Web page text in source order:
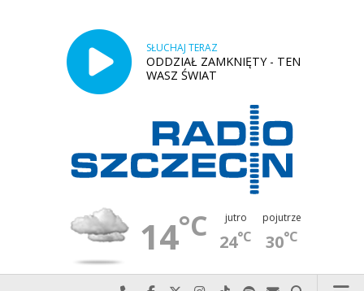
SŁUCHAJ TERAZ
ODDZIAŁ ZAMKNIĘTY - TEN
WASZ ŚWIAT
14°C jutro
24°C
pojutrze
30°C